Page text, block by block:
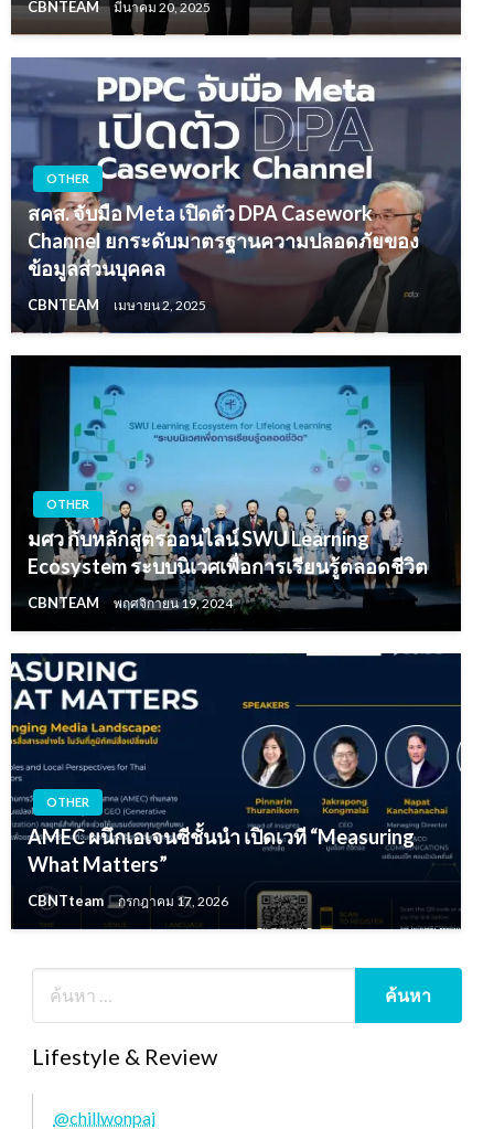
CBNTEAM มีนาคม 20, 2025
OTHER
สคส. จับมือ Meta เปิดตัว DPA Casework
Channel ยกระดับมาตรฐานความปลอดภัยของ
ข้อมูลส่วนบุคคล
CBNTEAM เมษายน 2, 2025
OTHER
มศว กับหลักสูตรออนไลน์ SWU Learning
Ecosystem ระบบนิเวศเพื่อการเรียนรู้ตลอดชีวิต
CBNTEAM พฤศจิกายน 19, 2024
OTHER
AMEC ผนึกเอเจนซีชั้นนำ เปิดเวที “Measuring
What Matters”
CBNTteam กรกฎาคม 17, 2026
Lifestyle & Review
@chillwonpai